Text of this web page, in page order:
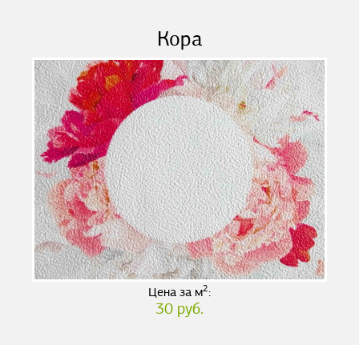
Кора
Цена за м2:
30 руб.